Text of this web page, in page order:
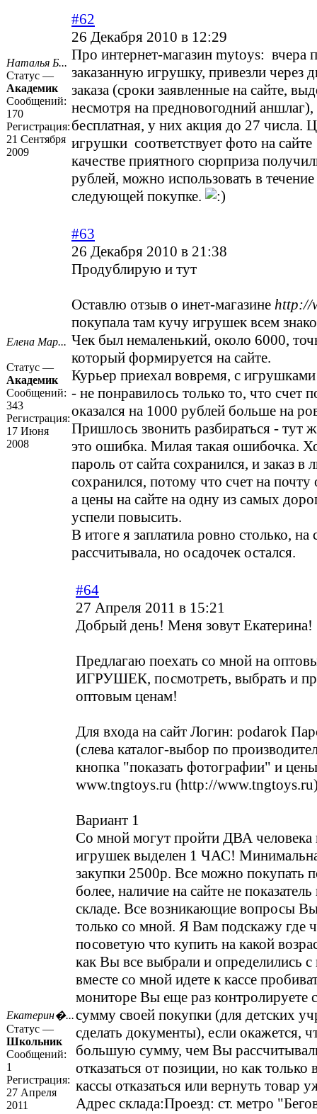
Наталья Б...
Статус —
Академик
Сообщений:
170
Регистрация:
21 Сентября
2009
#62
26 Декабря 2010 в 12:29
Про интернет-магазин mytoys: вчера
заказанную игрушку, привезли через
заказа (сроки заявленные на сайте,
несмотря на предновогодний аншлаг),
бесплатная, у них акция до 27 числа.
игрушки соответствует фото на
качестве приятного сюрприза
рублей, можно использовать в
следующей покупке.
Елена Мар...
Статус —
Академик
Сообщений:
343
Регистрация:
17 Июня
2008
#63
26 Декабря 2010 в 21:38
Продублирую и тут
Оставлю отзыв о инет-магазине http://
покупала там кучу игрушек всем
Чек был немаленький, около 6000,
который формируется на сайте.
Курьер приехал вовремя, с
- не понравилось только то, что счет
оказался на 1000 рублей больше на
Пришлось звонить разбираться - тут
это ошибка. Милая такая ошибочка.
пароль от сайта сохранился, и заказ в
сохранился, потому что счет на
а цены на сайте на одну из самых
успели повысить.
В итоге я заплатила ровно столько, на
рассчитывала, но осадочек остался.
Екатерин�...
Статус —
Школьник
Сообщений:
1
Регистрация:
27 Апреля
2011
#64
27 Апреля 2011 в 15:21
Добрый день! Меня зовут Екатерина!
Предлагаю поехать со мной на
ИГРУШЕК, посмотреть, выбрать и
оптовым ценам!
Для входа на сайт Логин: podarok
(слева каталог-выбор по
кнопка "показать фотографии" и
www.tngtoys.ru (http://
Вариант 1
Со мной могут пройти ДВА человека
игрушек выделен 1 ЧАС!
закупки 2500р. Все можно покупать
более, наличие на сайте не
складе. Все возникающие вопросы
только со мной. Я Вам подскажу где
посоветую что купить на какой
как Вы все выбрали и определились с
вместе со мной идете к кассе
мониторе Вы еще раз контролируете
сумму своей покупки (для детских
сделать документы), если окажется,
большую сумму, чем Вы
отказаться от позиции, но как
кассы отказаться или вернуть товар
Адрес склада:Проезд: ст. метро